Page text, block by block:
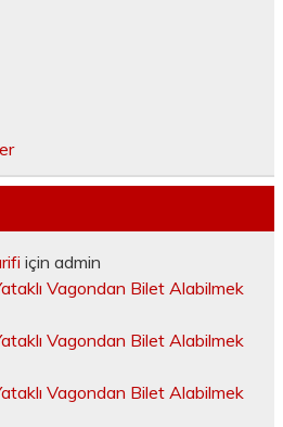
için admin
Vagondan Bilet Alabilmek
Vagondan Bilet Alabilmek
Vagondan Bilet Alabilmek